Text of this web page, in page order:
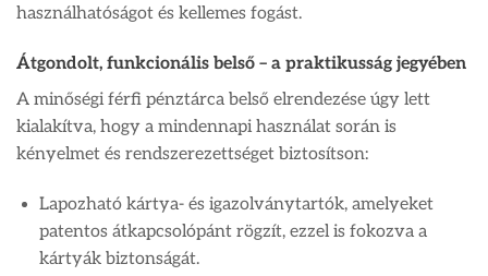
használhatóságot és kellemes fogást.
Átgondolt, funkcionális belső – a praktikusság jegyében
A minőségi férfi pénztárca belső elrendezése úgy lett
kialakítva, hogy a mindennapi használat során is
kényelmet és rendszerezettséget biztosítson:
Lapozható kártya- és igazolványtartók, amelyeket
patentos átkapcsolópánt rögzít, ezzel is fokozva a
kártyák biztonságát.